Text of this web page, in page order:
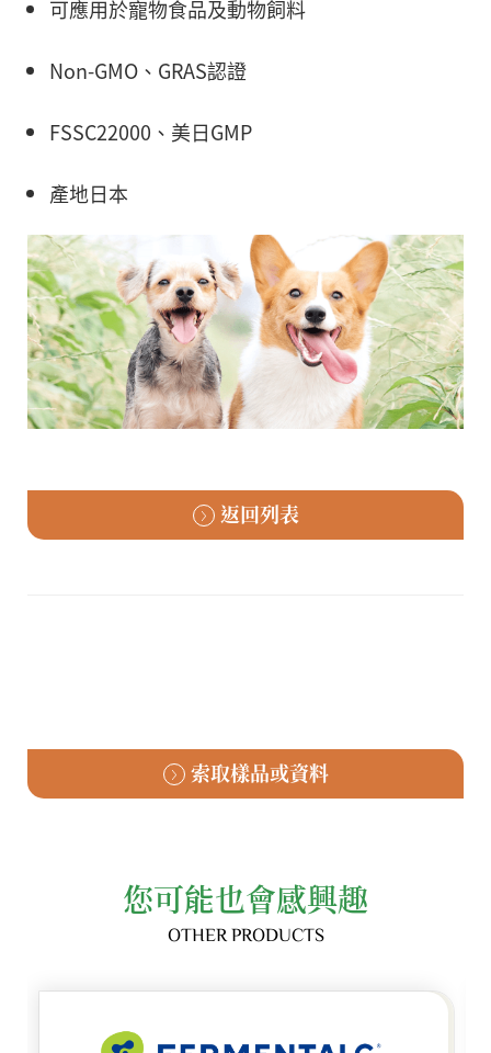
可應用於寵物食品及動物飼料
Non-GMO、GRAS認證
FSSC22000、美日GMP
產地日本
返回列表
索取樣品或資料
您可能也會感興趣
OTHER PRODUCTS